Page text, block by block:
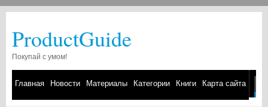
ProductGuide
Покупай с умом!
Главная Новости Материалы Категории Книги Карта сайта